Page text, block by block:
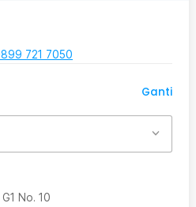
721 7050
Ganti
No. 10